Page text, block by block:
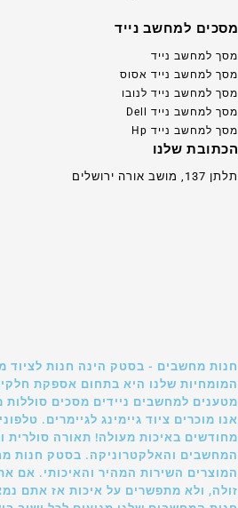
מסכים למחשב נייד
מסך למחשב נייד
מסך למחשב נייד אסוס
מסך למחשב נייד לנובו
מסך למחשב נייד Dell
מסך למחשב נייד Hp
הכתובת שלנו
תלתן 137, מושב אורה ירושלים
חנות מחשבים - בסטק הינה חנות לציוד
המומחיות שלנו היא בתחום אספקת
מטענים למחשבים ניידים מסכים סוללות
אנו מוכרים ציוד גיימינג לגיימרים.
מחודשים באיכות מעולה! תאורה סולרית
המחשבים והאלקטרוניקה. בסטק חנות
המוצרים השירות המהיר והאיכותי. אם
זולה, ולא מתפשרים על איכות אז אתם